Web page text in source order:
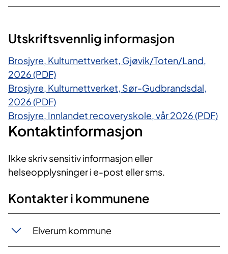
Utskriftsvennlig informasjon
Brosjyre, Kulturnettverket, Gjøvik/Toten/Land,
2026 (PDF)
Brosjyre, Kulturnettverket, Sør-Gudbrandsdal,
2026 (PDF)
Brosjyre, Innlandet recoveryskole, vår 2026 (PDF)
Kontaktinformasjon
Ikke skriv sensitiv informasjon eller
helseopplysninger i e-post eller sms.
Kontakter i kommunene
Elverum kommune